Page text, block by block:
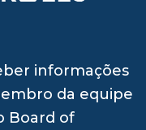
informações
da equipe
Board of